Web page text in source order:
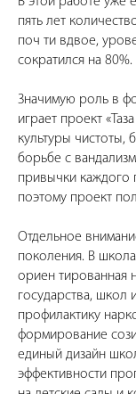
пять лет
поч ти вдвое,
сократился на 80%.
Значимую роль в
играет проект
культуры
борьбе с
привычки каждого
поэтому проект
Отдельное
поколения. В
ориен тированная
государства, школ
профилактику
формирование
единый дизайн
эффективности